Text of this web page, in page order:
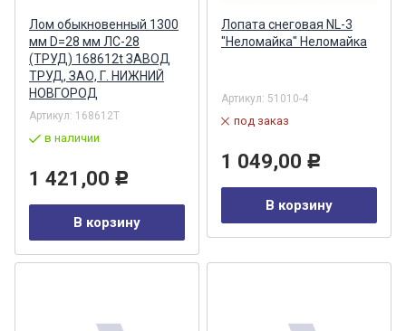
Лом обыкновенный 1300
мм D=28 мм ЛС-28
(ТРУД) 168612t ЗАВОД
ТРУД, ЗАО, Г. НИЖНИЙ
НОВГОРОД
Артикул: 168612T
в наличии
1 421,00 Р
В корзину
Лопата снеговая NL-3
"Неломайка" Неломайка
Артикул: 51010-4
под заказ
1 049,00 Р
В корзину